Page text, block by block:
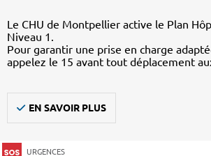
Le CHU de Montpellier active le Plan
Niveau 1.
Pour garantir une prise en charge
appelez le 15 avant tout déplacement
EN SAVOIR PLUS
URGENCES